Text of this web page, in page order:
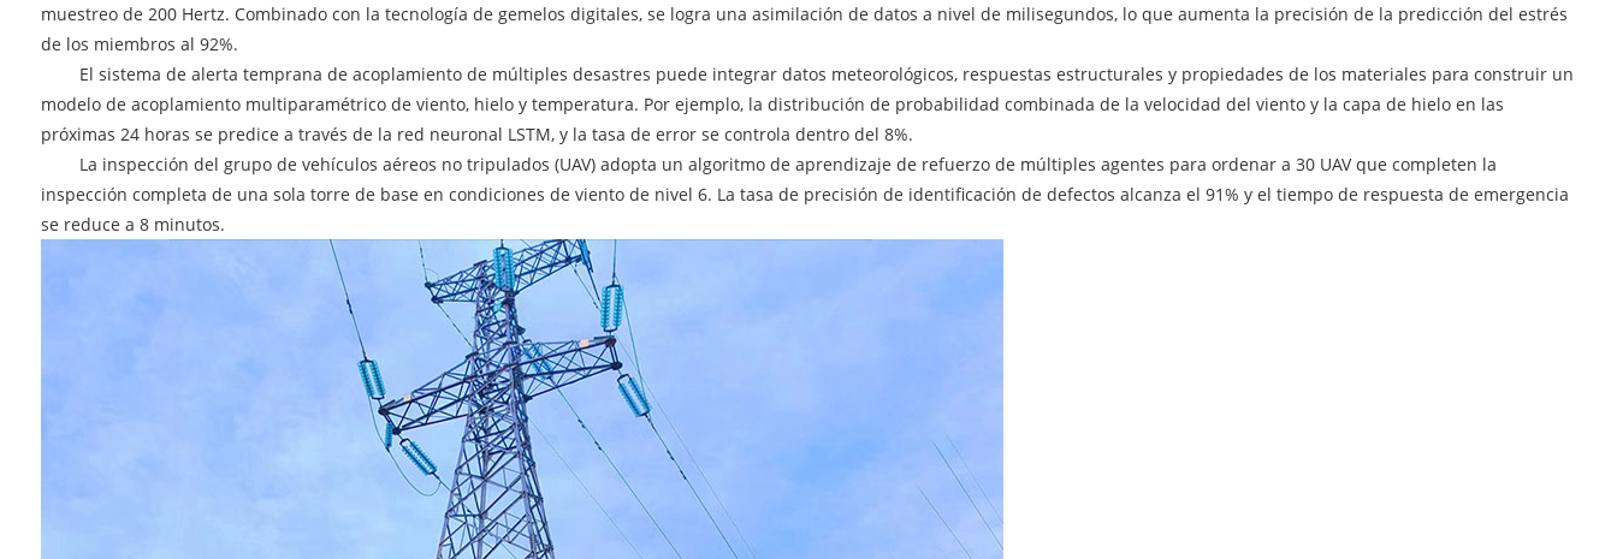
muestreo de 200 Hertz. Combinado con la tecnología de gemelos digitales, se logra una asimilación de datos a nivel de milisegundos, lo que aumenta la precisión de la predicción del estrés
de los miembros al 92%.
El sistema de alerta temprana de acoplamiento de múltiples desastres puede integrar datos meteorológicos, respuestas estructurales y propiedades de los materiales para construir un
modelo de acoplamiento multiparamétrico de viento, hielo y temperatura. Por ejemplo, la distribución de probabilidad combinada de la velocidad del viento y la capa de hielo en las
próximas 24 horas se predice a través de la red neuronal LSTM, y la tasa de error se controla dentro del 8%.
La inspección del grupo de vehículos aéreos no tripulados (UAV) adopta un algoritmo de aprendizaje de refuerzo de múltiples agentes para ordenar a 30 UAV que completen la
inspección completa de una sola torre de base en condiciones de viento de nivel 6. La tasa de precisión de identificación de defectos alcanza el 91% y el tiempo de respuesta de emergencia
se reduce a 8 minutos.